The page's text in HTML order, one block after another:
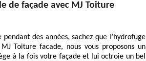
de façade avec MJ Toiture
des années, sachez que l’hydrofuge
Toiture facade, nous vous proposons un
à la fois votre façade et lui octroie un bel